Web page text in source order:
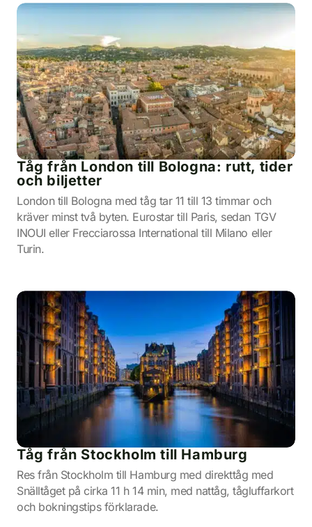
Tåg från London till Bologna: rutt, tider
och biljetter
London till Bologna med tåg tar 11 till 13 timmar och
kräver minst två byten. Eurostar till Paris, sedan TGV
INOUI eller Frecciarossa International till Milano eller
Turin.
Tåg från Stockholm till Hamburg
Res från Stockholm till Hamburg med direkttåg med
Snälltåget på cirka 11 h 14 min, med nattåg, tågluffarkort
och bokningstips förklarade.